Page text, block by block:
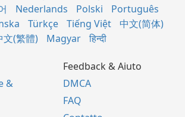
Nederlands Polski
Português
Türkçe Tiếng Việt
中文(简体)
文(繁體)
Magyar हिन्दी
&
Feedback & Aiuto
DMCA
FAQ